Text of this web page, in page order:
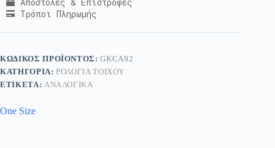
Τρόποι Πληρωμής
ΚΩΔΙΚΌΣ ΠΡΟΪΌΝΤΟΣ:GKCA92
ΚΑΤΗΓΟΡΊΑ:ΡΟΛΌΓΙΑ ΤΟΊΧΟΥ
ΕΤΙΚΈΤΑ: ΑΝΑΛΟΓΙΚΑ
One Size